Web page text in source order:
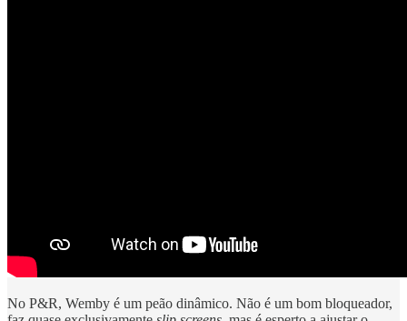
No P&R, Wemby é um peão dinâmico. Não é um bom bloqueador,